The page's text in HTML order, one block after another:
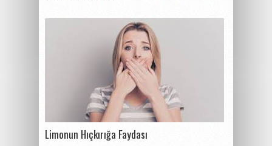
Limonun Hıçkırığa Faydası